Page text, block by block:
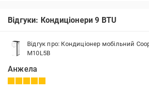
Відгуки: Кондиціонери 9 BTU
Відгук про: Кондиціонер мобільний
M10L5B
Анжела